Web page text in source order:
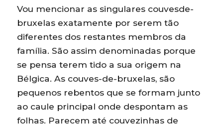
Vou mencionar as singulares couvesde-
bruxelas exatamente por serem tão
diferentes dos restantes membros da
família. São assim denominadas porque
se pensa terem tido a sua origem na
Bélgica. As couves-de-bruxelas, são
pequenos rebentos que se formam junto
ao caule principal onde despontam as
folhas. Parecem até couvezinhas de